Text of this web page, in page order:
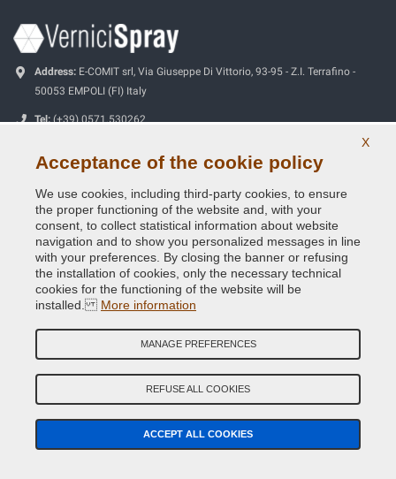
Address: E-COMIT srl, Via Giuseppe Di Vittorio, 93-95 - Z.I. Terrafino -
50053 EMPOLI (FI) Italy
Tel:(+39) 0571.530262
info@vernicispray.com
VAT number: IT06818930486
SECURE PAYMENTS
Useful Information
Our Company
General terms and conditions of sale
Our feedbacks
X
Acceptance of the cookie policy
We use cookies, including third-party cookies, to ensure
the proper functioning of the website and, with your
consent, to collect statistical information about website
navigation and to show you personalized messages in line
with your preferences. By closing the banner or refusing
the installation of cookies, only the necessary technical
cookies for the functioning of the website will be
installed. More information
MANAGE PREFERENCES
REFUSE ALL COOKIES
ACCEPT ALL COOKIES